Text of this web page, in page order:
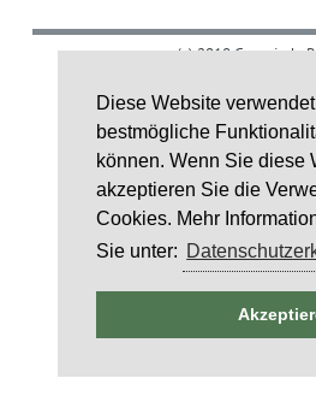
Diese Website
bestmögliche
können. Wenn Sie diese
akzeptieren Sie die
Cookies. Mehr
Sie unter:
(c) 2018 Gemeinde
Layoutcredit by HTML5